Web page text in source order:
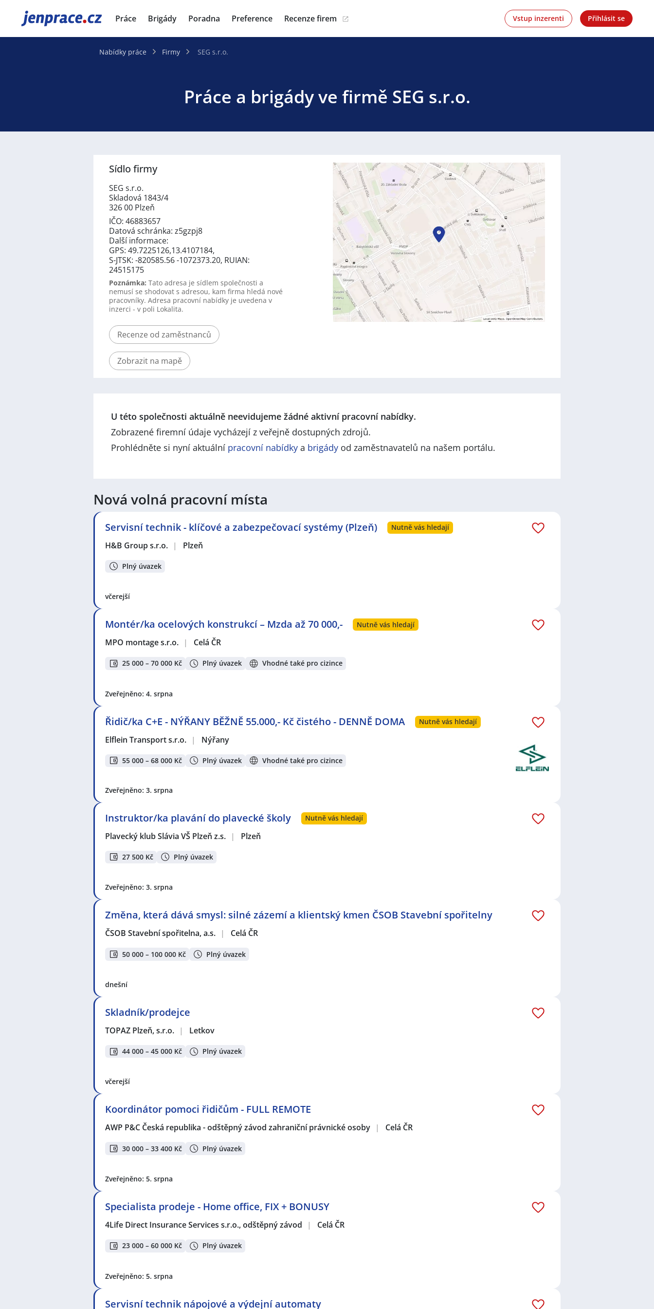
JenPráce.cz Práce Brigády Poradna Preference Recenze firem Vstup inzerenti Přihlásit se
Nabídky práce Firmy SEG s.r.o.
Práce a brigády ve firmě SEG s.r.o.
Sídlo firmy
SEG s.r.o.
Skladová 1843/4
326 00 Plzeň
IČO: 46883657
Datová schránka: z5gzpj8
Další informace:
GPS: 49.7225126,13.4107184,
S-JTSK: -820585.56 -1072373.20, RUIAN:
24515175
Poznámka: Tato adresa je sídlem společnosti a
nemusí se shodovat s adresou, kam firma hledá nové
pracovníky. Adresa pracovní nabídky je uvedena v
inzerci - v poli Lokalita.
Recenze od zaměstnanců
Zobrazit na mapě
U této společnosti aktuálně neevidujeme žádné aktivní pracovní nabídky.
Zobrazené firemní údaje vycházejí z veřejně dostupných zdrojů.
Prohlédněte si nyní aktuální pracovní nabídky a brigády od zaměstnavatelů na našem portálu.
Nová volná pracovní místa
Servisní technik - klíčové a zabezpečovací systémy (Plzeň) Nutně vás hledají
H&B Group s.r.o. | Plzeň
Plný úvazek
včerejší
Montér/ka ocelových konstrukcí – Mzda až 70 000,- Nutně vás hledají
MPO montage s.r.o. | Celá ČR
25 000 – 70 000 Kč Plný úvazek Vhodné také pro cizince
Zveřejněno: 4. srpna
Řidič/ka C+E - NÝŘANY BĚŽNĚ 55.000,- Kč čistého - DENNĚ DOMA Nutně vás hledají
Elflein Transport s.r.o. | Nýřany
55 000 – 68 000 Kč Plný úvazek Vhodné také pro cizince
Zveřejněno: 3. srpna
Instruktor/ka plavání do plavecké školy Nutně vás hledají
Plavecký klub Slávia VŠ Plzeň z.s. | Plzeň
27 500 Kč Plný úvazek
Zveřejněno: 3. srpna
Změna, která dává smysl: silné zázemí a klientský kmen ČSOB Stavební spořitelny
ČSOB Stavební spořitelna, a.s. | Celá ČR
50 000 – 100 000 Kč Plný úvazek
dnešní
Skladník/prodejce
TOPAZ Plzeň, s.r.o. | Letkov
44 000 – 45 000 Kč Plný úvazek
včerejší
Koordinátor pomoci řidičům - FULL REMOTE
AWP P&C Česká republika - odštěpný závod zahraniční právnické osoby | Celá ČR
30 000 – 33 400 Kč Plný úvazek
Zveřejněno: 5. srpna
Specialista prodeje - Home office, FIX + BONUSY
4Life Direct Insurance Services s.r.o., odštěpný závod | Celá ČR
23 000 – 60 000 Kč Plný úvazek
Zveřejněno: 5. srpna
Servisní technik nápojové a výdejní automaty